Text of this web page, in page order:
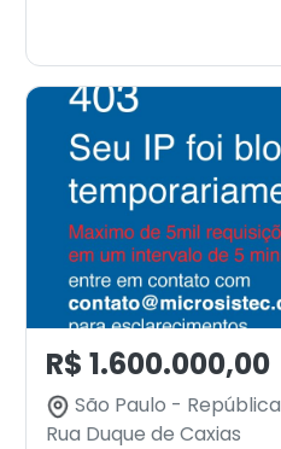
R$ 1.600.000,00
São Paulo - República
Rua Duque de Caxias